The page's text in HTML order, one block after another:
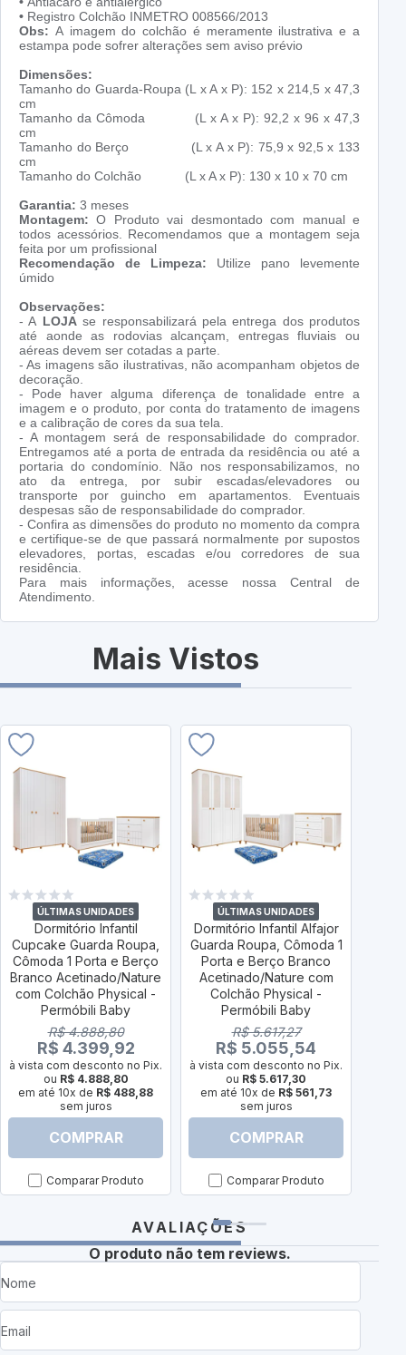
• Registro Colchão INMETRO 008566/2013
Obs: A imagem do colchão é meramente ilustrativa e a
estampa pode sofrer alterações sem aviso prévio
Dimensões:
Tamanho do Guarda-Roupa (L x A x P): 152 x 214,5 x 47,3
cm
Tamanho da Cômoda (L x A x P): 92,2 x 96 x 47,3
cm
Tamanho do Berço (L x A x P): 75,9 x 92,5 x 133
cm
Tamanho do Colchão (L x A x P): 130 x 10 x 70 cm
Garantia: 3 meses
Montagem:O Produto vai desmontado com manual e
todos acessórios. Recomendamos que a montagem seja
feita por um profissional
Recomendação de Limpeza: Utilize pano levemente
úmido
Observações:
- A LOJAse responsabilizará pela entrega dos produtos
até aonde as rodovias alcançam, entregas fluviais ou
aéreas devem ser cotadas a parte.
- As imagens são ilustrativas, não acompanham objetos de
decoração.
- Pode haver alguma diferença de tonalidade entre a
imagem e o produto, por conta do tratamento de imagens
e a calibração de cores da sua tela.
- A montagem será de responsabilidade do comprador.
Entregamos até a porta de entrada da residência ou até a
portaria do condomínio. Não nos responsabilizamos, no
ato da entrega, por subir escadas/elevadores ou
transporte por guincho em apartamentos. Eventuais
despesas são de responsabilidade do comprador.
- Confira as dimensões do produto no momento da compra
e certifique-se de que passará normalmente por supostos
elevadores, portas, escadas e/ou corredores de sua
residência.
Para mais informações, acesse nossa Central de
Atendimento.
Mais Vistos
ÚLTIMAS UNIDADES
Dormitório Infantil
Cupcake Guarda Roupa,
Cômoda 1 Porta e Berço
Branco Acetinado/Nature
com Colchão Physical -
Permóbili Baby
R$ 4.888,80
R$ 4.399,92
à vista com desconto no Pix.
ou R$ 4.888,80
em até 10x de R$ 488,88
sem juros
COMPRAR
Comparar Produto
ÚLTIMAS UNIDADES
Dormitório Infantil Alfajor
Guarda Roupa, Cômoda 1
Porta e Berço Branco
Acetinado/Nature com
Colchão Physical -
Permóbili Baby
R$ 5.617,27
R$ 5.055,54
à vista com desconto no Pix.
ou R$ 5.617,30
em até 10x de R$ 561,73
sem juros
COMPRAR
Comparar Produto
AVALIAÇÕES
O produto não tem reviews.